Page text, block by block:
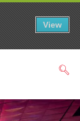
View